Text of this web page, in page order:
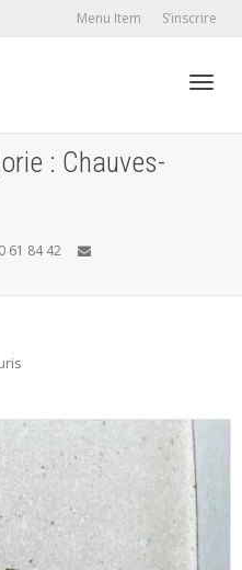
Menu Item S’inscrire
: Chauves-
61 84 42